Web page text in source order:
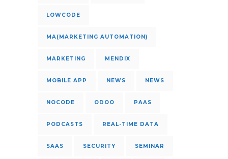
LOWCODE
MA(MARKETING AUTOMATION)
MARKETING MENDIX
MOBILE APP NEWS NEWS
NOCODE ODOO PAAS
PODCASTS REAL-TIME DATA
SAAS SECURITY SEMINAR